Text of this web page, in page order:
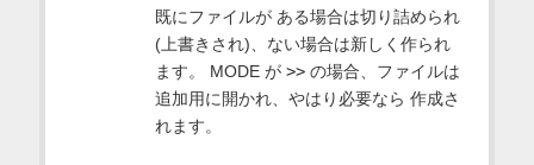
既にファイルが ある場合は切り詰められ
(上書きされ)、ない場合は新しく作られ
ます。 MODE が >>の場合、ファイルは
追加用に開かれ、やはり必要なら 作成さ
れます。